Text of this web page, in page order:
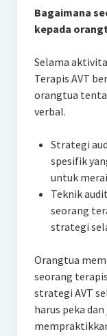
Bagaimana
kepada
Selama
Terapis AVT
orangtua
verbal.
Strategi
spesifik
untuk
Teknik
seorang
strategi
Orangtua
seorang
strategi AVT
harus peka